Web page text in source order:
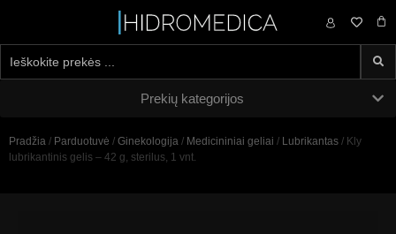
0,00 €
Prekių kategorijos
Pradžia / Parduotuvė / Ginekologija / Medicininiai geliai / Lubrikantas / Kly
lubrikantinis gelis – 42 g, sterilus, 1 vnt.